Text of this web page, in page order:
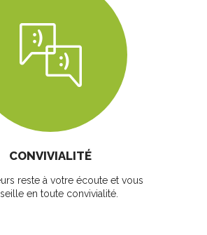
CONVIVIALITÉ
reste à votre écoute et vous
en toute convivialité.